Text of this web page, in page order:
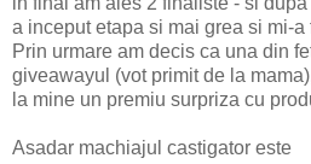
a inceput etapa si mai grea si mi-
Prin urmare am decis ca una din
giveawayul (vot primit de la
la mine un premiu surpriza cu
Asadar machiajul castigator este